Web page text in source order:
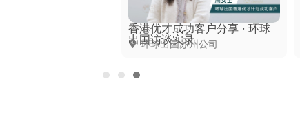
香港优才成功客户分享 · 环球
出国访谈实录
环球出国苏州公司